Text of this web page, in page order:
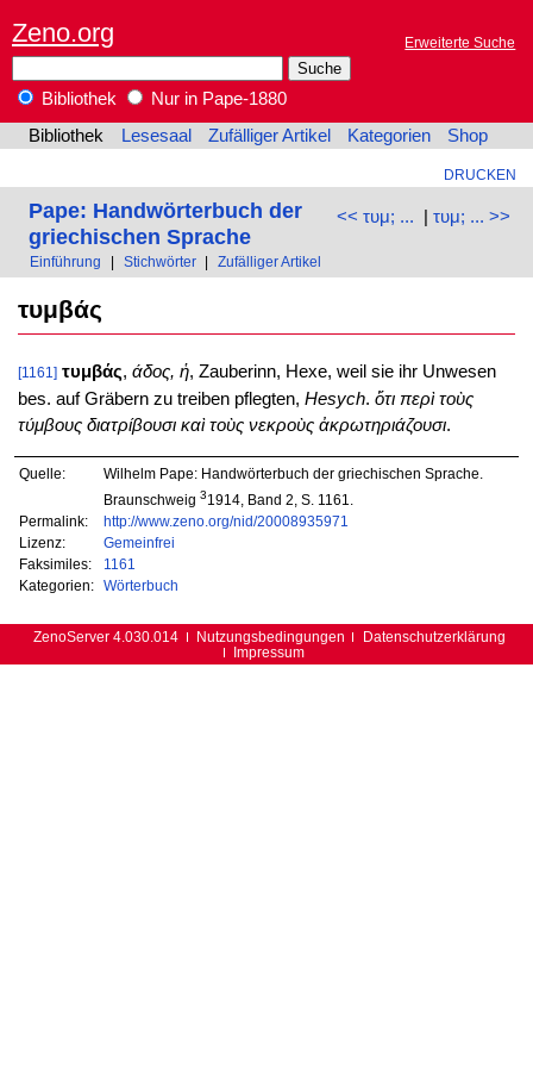
Zeno.org Erweiterte Suche
Bibliothek
Nur in Pape-1880
Bibliothek
Lesesaal Zufälliger Artikel Kategorien Shop
DRUCKEN
<< τυμ; ... | τυμ; ... >>
Pape: Handwörterbuch der
griechischen Sprache
Einführung Stichwörter Zufälliger Artikel
τυμβάς
[1161] τυμβάς, άδος, ἡ, Zauberinn, Hexe, weil sie ihr Unwesen
bes. auf Gräbern zu treiben pflegten, Hesych. ὅτι περὶ τοὺς
τύμβους διατρίβουσι καὶ τοὺς νεκροὺς ἀκρωτηριάζουσι.
Quelle:
Wilhelm Pape: Handwörterbuch der griechischen Sprache.
Braunschweig 31914, Band 2, S. 1161.
Permalink:
http://www.zeno.org/nid/20008935971
Lizenz:
Gemeinfrei
Faksimiles:
1161
Kategorien:
Wörterbuch
ZenoServer 4.030.014 Nutzungsbedingungen
Datenschutzerklärung
Impressum